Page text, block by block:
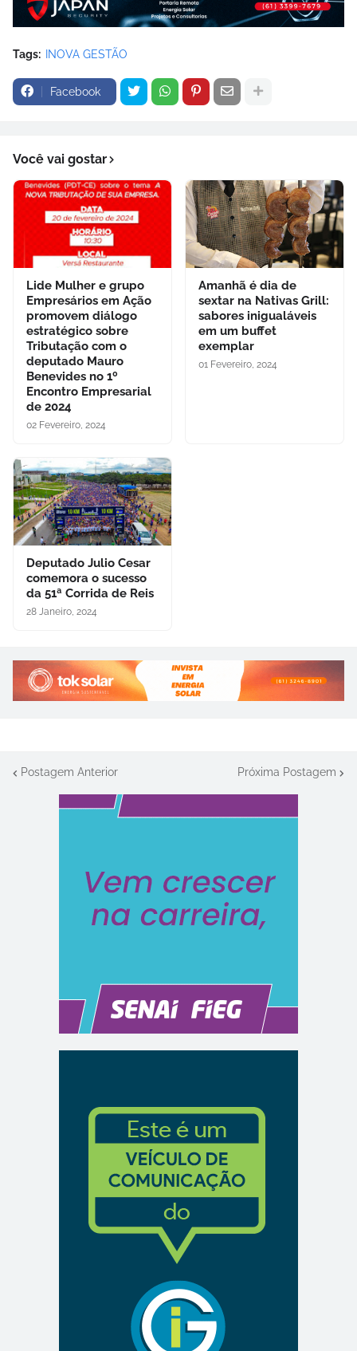
Tags: INOVA GESTÃO
Facebook
Você vai gostar
Lide Mulher e grupo
Empresários em Ação
promovem diálogo
estratégico sobre
Tributação com o
deputado Mauro
Benevides no 1º
Encontro Empresarial
de 2024
02 Fevereiro, 2024
Amanhã é dia de
sextar na Nativas Grill:
sabores inigualáveis
em um buffet
exemplar
01 Fevereiro, 2024
Deputado Julio Cesar
comemora o sucesso
da 51ª Corrida de Reis
28 Janeiro, 2024
Postagem Anterior Próxima Postagem